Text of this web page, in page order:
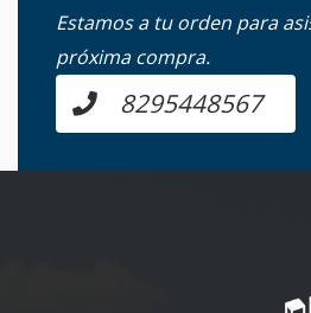
Estamos a tu orden para
próxima compra.
8295448567